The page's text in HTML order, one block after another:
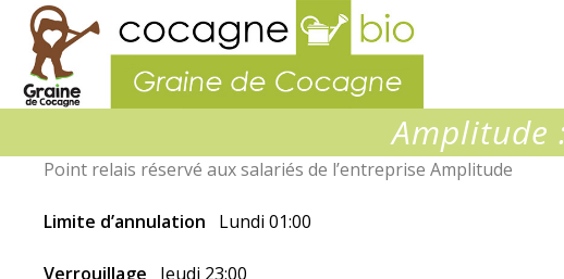
Amplitude :
Point relais réservé aux salariés de l’entreprise Amplitude
Limite d’annulation Lundi 01:00
Verrouillage Jeudi 23:00